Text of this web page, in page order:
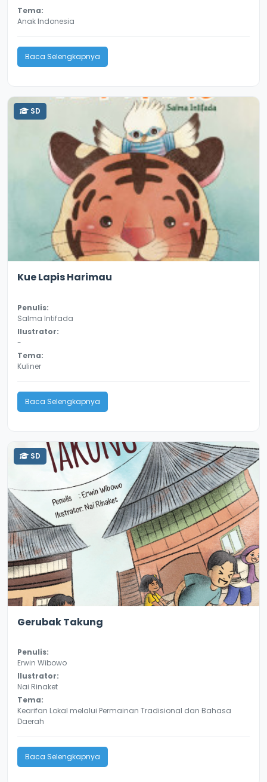
Tema:
Anak Indonesia
Baca Selengkapnya
SD
Kue Lapis Harimau
Penulis:
Salma Intifada
Ilustrator:
-
Tema:
Kuliner
Baca Selengkapnya
SD
Gerubak Takung
Penulis:
Erwin Wibowo
Ilustrator:
Nai Rinaket
Tema:
Kearifan Lokal melalui Permainan Tradisional dan Bahasa
Daerah
Baca Selengkapnya